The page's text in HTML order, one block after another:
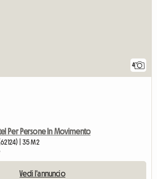
4
Per Persone In Movimento
| 35 M2
Vedi l'annuncio